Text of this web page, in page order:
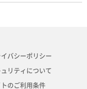
イバシーポリシー
リティについて
のご利用条件